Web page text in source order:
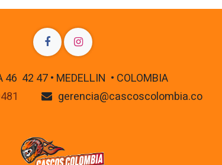
46 42 47 • MEDELLIN • COLOMBIA
gerencia@cascoscolombia.co